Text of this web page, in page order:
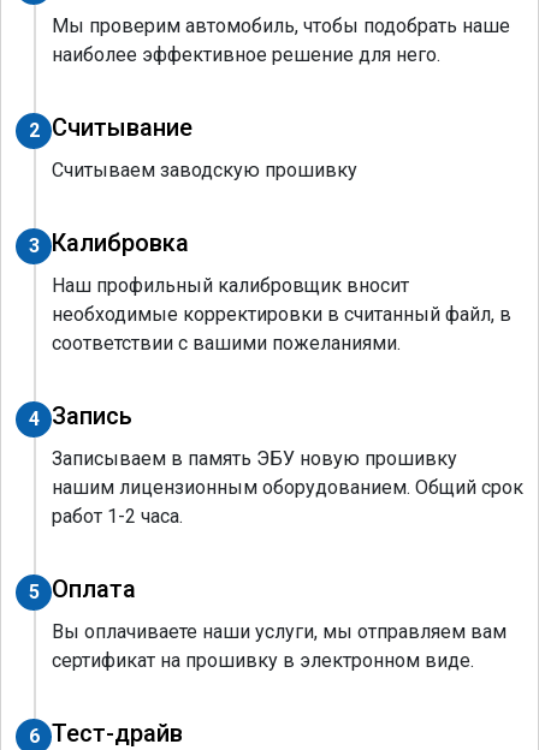
Мы проверим автомобиль, чтобы подобрать наше
наиболее эффективное решение для него.
2 Считывание
Считываем заводскую прошивку
3 Калибровка
Наш профильный калибровщик вносит
необходимые корректировки в считанный файл, в
соответствии с вашими пожеланиями.
4 Запись
Записываем в память ЭБУ новую прошивку
нашим лицензионным оборудованием. Общий срок
работ 1-2 часа.
5 Оплата
Вы оплачиваете наши услуги, мы отправляем вам
сертификат на прошивку в электронном виде.
6 Тест-драйв